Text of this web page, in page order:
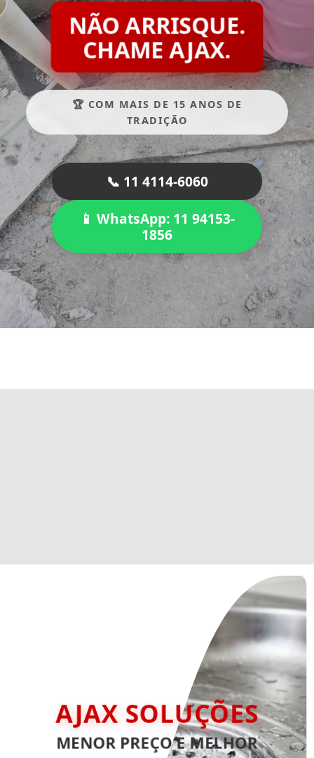
NÃO ARRISQUE.
CHAME AJAX.
🏆 COM MAIS DE 15 ANOS DE
TRADIÇÃO
📞 11 4114-6060
📱 WhatsApp: 11 94153-
1856
AJAX SOLUÇÕES
MENOR PREÇO E MELHOR